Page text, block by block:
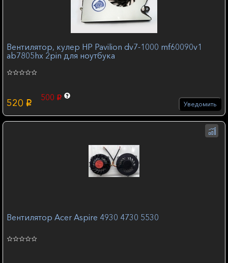
Вентилятор, кулер HP Pavilion dv7-1000 mf60090v1
ab7805hx 2pin для ноутбука
520 p
500 p
Уведомить
Вентилятор Acer Aspire 4930 4730 5530